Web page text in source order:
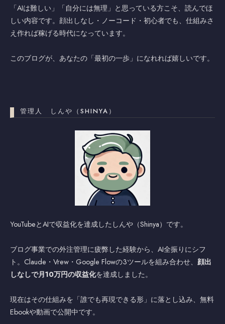
「AIは難しい」「自分には無理」と思っている方こそ、読んでほ
しい内容です。顔出しなし・ノーコード・初心者でも、仕組みさ
え作れば稼げる時代になっています。
このブログが、あなたの「最初の一歩」になれれば嬉しいです。
管理人 しんや（SHINYA）
YouTubeとAIで収益化を達成したしんや（Shinya）です。
ブログ事業での外注管理に疲弊した経験から、AI全振りにシフ
ト。Claude・Vrew・Google Flowの3ツールを組み合わせ、 顔出
しなしで月10万円の収益化を達成しました。
現在はその仕組みを「誰でも再現できる形」に落とし込み、無料
Ebookや動画で公開中です。